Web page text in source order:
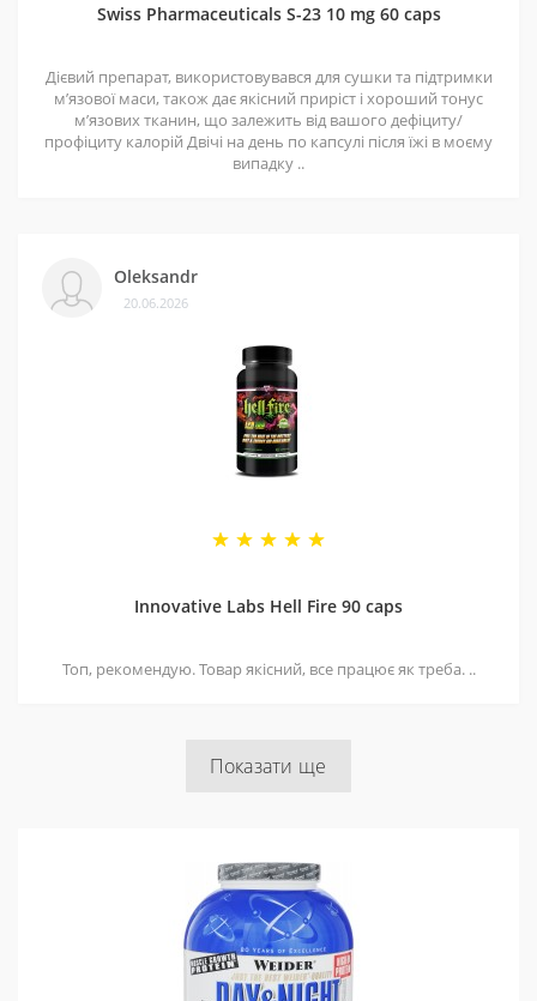
Swiss Pharmaceuticals S-23 10 mg 60 caps
Дієвий препарат, використовувався для сушки та підтримки
мʼязової маси, також дає якісний приріст і хороший тонус
мʼязових тканин, що залежить від вашого дефіциту/
профіциту калорій Двічі на день по капсулі після їжі в моєму
випадку ..
Oleksandr
20.06.2026
Innovative Labs Hell Fire 90 caps
Топ, рекомендую. Товар якісний, все працює як треба. ..
Показати ще